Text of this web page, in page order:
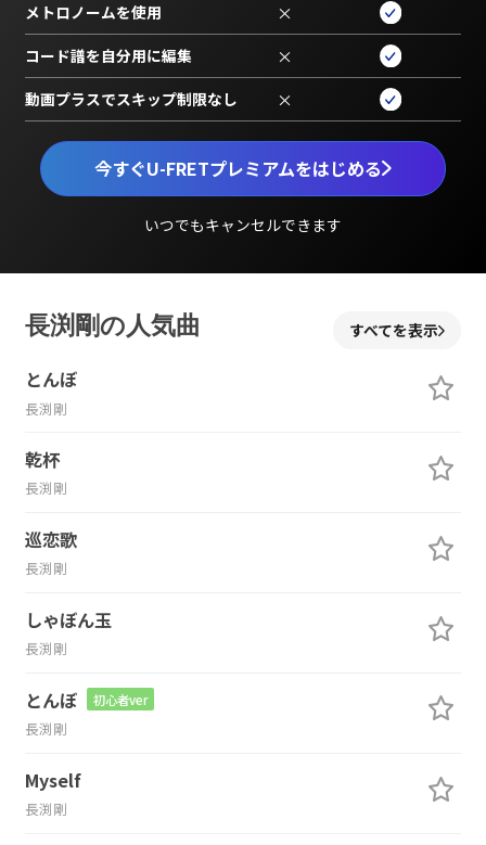
今すぐU-FRETプレミアムをはじめる
いつでもキャンセルできます
メトロノームを使用 ×
コード譜を自分用に編集 ×
動画プラスでスキップ制限なし ×
長渕剛の人気曲 すべてを表示
とんぼ
長渕剛
乾杯
長渕剛
巡恋歌
長渕剛
しゃぼん玉
長渕剛
とんぼ 初心者ver
長渕剛
Myself
長渕剛